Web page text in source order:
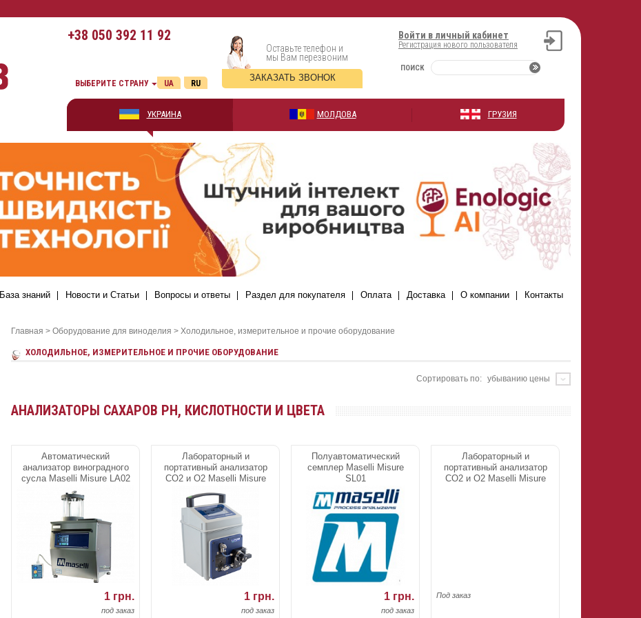
+38 050 392 11 92 Войти в личный кабинет
Регистрация нового пользователя
ПОИСК
Оставьте телефон и
мы Вам перезвоним
ЗАКАЗАТЬ ЗВОНОК
ВЫБЕРИТЕ СТРАНУ RU
UA
УКРАИНА МОЛДОВА ГРУЗИЯ
База знаний Новости и Статьи Вопросы и ответы Раздел для покупателя Оплата Доставка О компании Контакты
Главная > Оборудование для виноделия > Холодильное, измерительное и прочие оборудование
ХОЛОДИЛЬНОЕ, ИЗМЕРИТЕЛЬНОЕ И ПРОЧИЕ ОБОРУДОВАНИЕ
Сортировать по: убыванию цены
АНАЛИЗАТОРЫ САХАРОВ PH, КИСЛОТНОСТИ И ЦВЕТА
Автоматический
анализатор виноградного
сусла Maselli Misure LA02
(Brix, pH)
1 грн.
под заказ
Лабораторный и
портативный анализатор
CO2 и O2 Maselli Misure
1 грн.
под заказ
Полуавтоматический
семплер Maselli Misure
SL01
1 грн.
под заказ
Лабораторный и
портативный анализатор
CO2 и O2 Maselli Misure
Под заказ